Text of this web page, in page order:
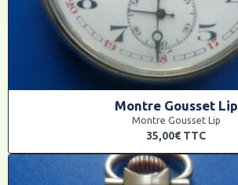
Montre Gousset Lip
Montre Gousset Lip
35,00€ TTC